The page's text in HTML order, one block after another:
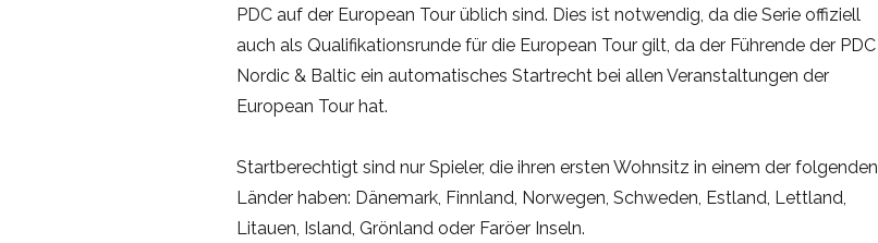
PDC auf der European Tour üblich sind. Dies ist notwendig, da die Serie offiziell
auch als Qualifikationsrunde für die European Tour gilt, da der Führende der PDC
Nordic & Baltic ein automatisches Startrecht bei allen Veranstaltungen der
European Tour hat.
Startberechtigt sind nur Spieler, die ihren ersten Wohnsitz in einem der folgenden
Länder haben: Dänemark, Finnland, Norwegen, Schweden, Estland, Lettland,
Litauen, Island, Grönland oder Faröer Inseln.